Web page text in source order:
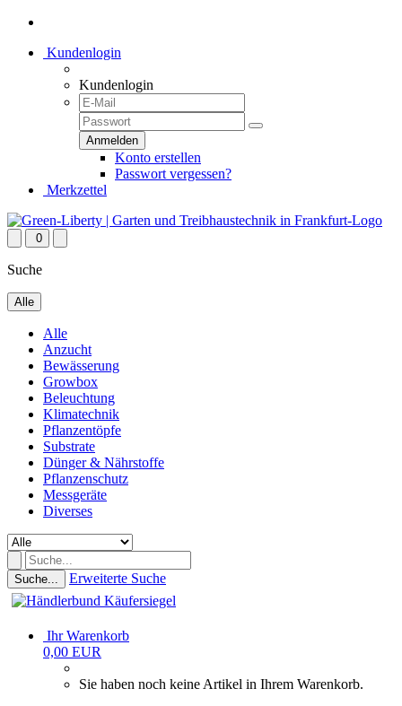
Kundenlogin
Kundenlogin
Konto erstellen
Passwort vergessen?
Merkzettel
0
Suche
Alle
Alle
Anzucht
Bewässerung
Growbox
Beleuchtung
Klimatechnik
Pflanzentöpfe
Substrate
Dünger & Nährstoffe
Pflanzenschutz
Messgeräte
Diverses
Suche... Erweiterte Suche
Ihr Warenkorb
0,00 EUR
Sie haben noch keine Artikel in Ihrem Warenkorb.